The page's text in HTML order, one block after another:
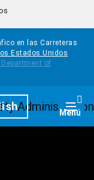
en las Carreteras
Estados Unidos
Menú